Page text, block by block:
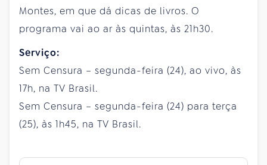
Montes, em que dá dicas de livros. O
programa vai ao ar às quintas, às 21h30.
Serviço:
Sem Censura – segunda-feira (24), ao vivo, às
17h, na TV Brasil.
Sem Censura – segunda-feira (24) para terça
(25), às 1h45, na TV Brasil.